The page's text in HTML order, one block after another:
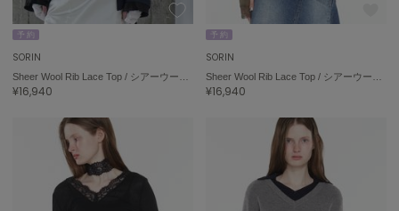
予 約
SORIN
¥16,940
予 約
SORIN
¥16,940